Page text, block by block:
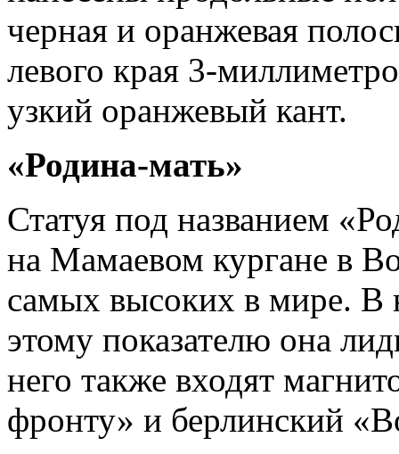
черная и оранжевая
левого края 3-
узкий оранжевый кант.
«Родина-мать»
Статуя под названием
на Мамаевом кургане в
самых высоких в мире. В
этому показателю она
него также входят
фронту» и берлинский